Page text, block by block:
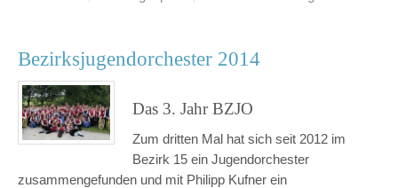
Bezirksjugendorchester 2014
Das 3. Jahr BZJO
Zum dritten Mal hat sich seit 2012 im
Bezirk 15 ein Jugendorchester
zusammengefunden und mit Philipp Kufner ein